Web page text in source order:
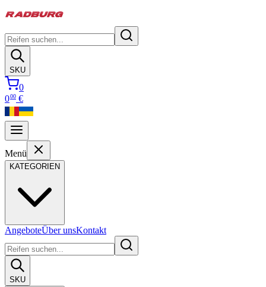
SKU
0
000 €
Menü
KATEGORIEN
AngeboteÜber unsKontakt
SKU